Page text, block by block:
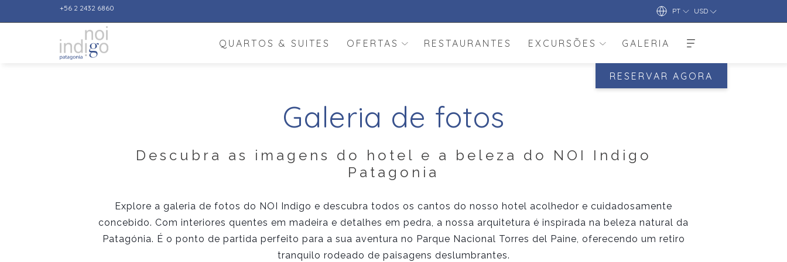
+56 2 2432 6860 PT USD
QUARTOS & SUITES OFERTAS RESTAURANTES EXCURSÕES GALERIA
RESERVAR AGORA
Galeria de fotos
Descubra as imagens do hotel e a beleza do NOI Indigo
Patagonia
Explore a galeria de fotos do NOI Indigo e descubra todos os cantos do nosso hotel acolhedor e cuidadosamente
concebido. Com interiores quentes em madeira e detalhes em pedra, a nossa arquitetura é inspirada na beleza natural da
Patagónia. É o ponto de partida perfeito para a sua aventura no Parque Nacional Torres del Paine, oferecendo um retiro
tranquilo rodeado de paisagens deslumbrantes.